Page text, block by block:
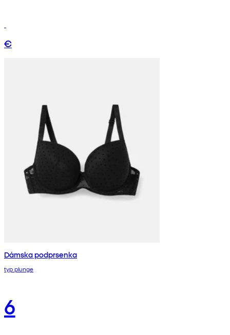
€
Dámska podprsenka
typ plunge
6